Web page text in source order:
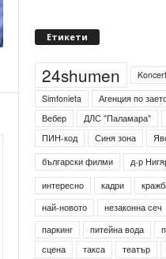
Етикети
24shumen Koncert
Simfonieta
Агенция по
Вебер
ДЛС "Паламара"
ПИН-код
Синя зона
български филми
д-р
интересно кадри
най-новото
незаконна сеч
паркинг питейна вода
сцена
такса театър